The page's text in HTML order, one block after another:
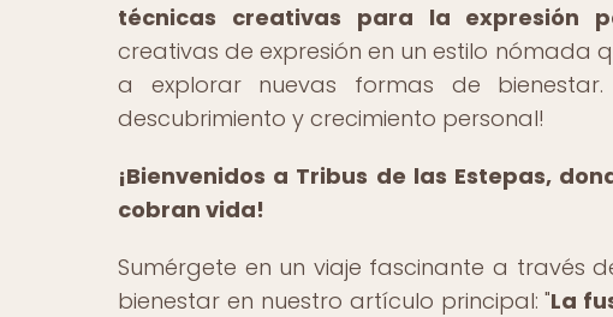
técnicas creativas para la expresión
creativas de expresión en un estilo nómada
a explorar nuevas formas de
descubrimiento y crecimiento personal!
¡Bienvenidos a Tribus de las Estepas,
cobran vida!
Sumérgete en un viaje fascinante a través
bienestar en nuestro artículo principal: "La